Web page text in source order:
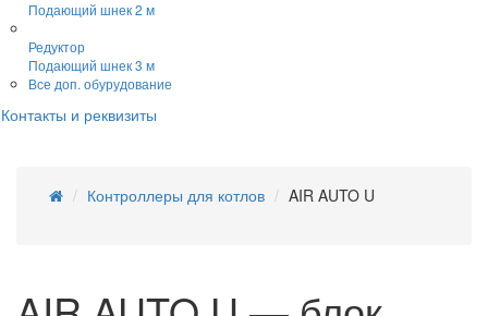
Подающий шнек 2 м
Редуктор
Подающий шнек 3 м
Все доп. обурудование
Контакты и реквизиты
Контроллеры для котлов AIR AUTO U